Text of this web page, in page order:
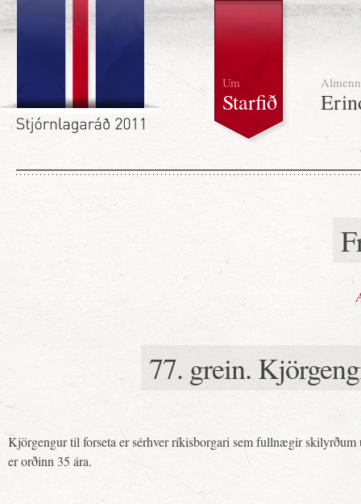
Um
Starfið
Almenn
77. grein.
Kjörgengur til forseta er sérhver ríkisborgari sem fullnægir
er orðinn 35 ára.